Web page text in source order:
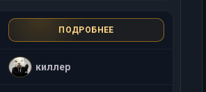
ПОДРОБНЕЕ
киллер